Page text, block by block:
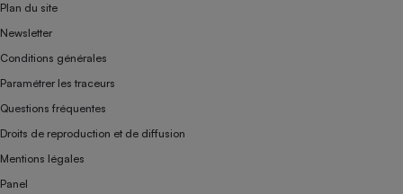
Plan du site
Newsletter
Conditions générales
Paramétrer les traceurs
Questions fréquentes
Droits de reproduction et de diffusion
Mentions légales
Panel